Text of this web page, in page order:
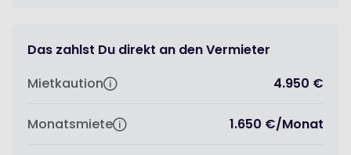
Das zahlst Du direkt an den Vermieter
Mietkaution
4.950 €
Monatsmiete 1.650 €/Monat